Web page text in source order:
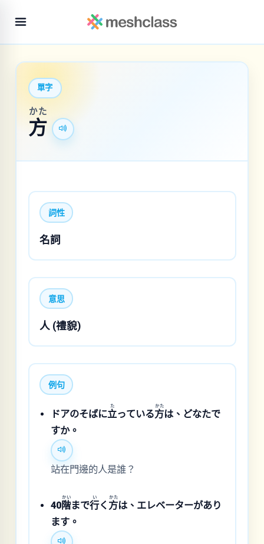
單字
方
かた
詞性
名詞
意思
人 (禮貌)
例句
ドアのそばに立
た
っている方
かた
は、どなたで
すか。
站在門邊的人是誰？
40階
かい
まで行
い
く 方
かた
は、エレベーターがあり
ます。